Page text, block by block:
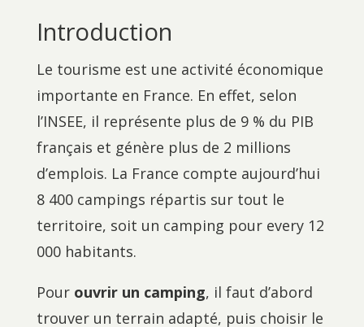
Introduction
Le tourisme est une activité économique
importante en France. En effet, selon
l’INSEE, il représente plus de 9 % du PIB
français et génère plus de 2 millions
d’emplois. La France compte aujourd’hui
8 400 campings répartis sur tout le
territoire, soit un camping pour every 12
000 habitants.
Pour ouvrir un camping, il faut d’abord
trouver un terrain adapté, puis choisir le